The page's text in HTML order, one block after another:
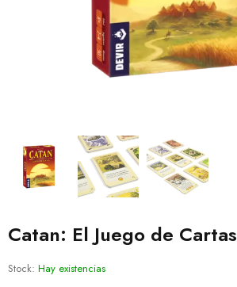
Catan: El Juego de Cartas
Stock: Hay existencias